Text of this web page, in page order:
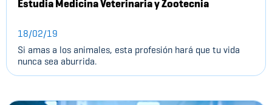
Estudia Medicina Veterinaria y Zootecnia
18/02/19
Si amas a los animales, esta profesión hará que tu vida
nunca sea aburrida.